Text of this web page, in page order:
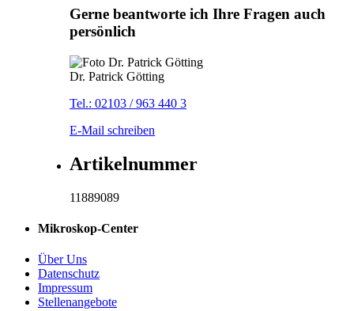
Gerne beantworte ich Ihre Fragen auch
persönlich
Dr. Patrick Götting
Tel.: 02103 / 963 440 3
E-Mail schreiben
Artikelnummer
11889089
Mikroskop-Center
Über Uns
Datenschutz
Impressum
Stellenangebote